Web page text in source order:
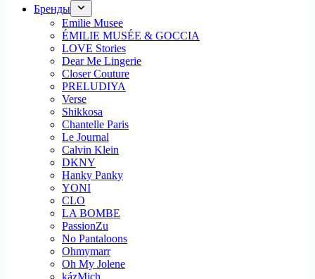
Бренды
Emilie Musee
ÉMILIE MUSÉE & GOCCIA
LOVE Stories
Dear Me Lingerie
Closer Couture
PRELUDIYA
Verse
Shikkosa
Chantelle Paris
Le Journal
Calvin Klein
DKNY
Hanky Panky
YONI
CLO
LA BOMBE
PassionZu
No Pantaloons
Ohmymarr
Oh My Jolene
kázMich